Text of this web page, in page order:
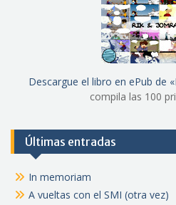
Descargue el libro en ePub de
compila las 100
Últimas entradas
In memoriam
A vueltas con el SMI (otra vez)